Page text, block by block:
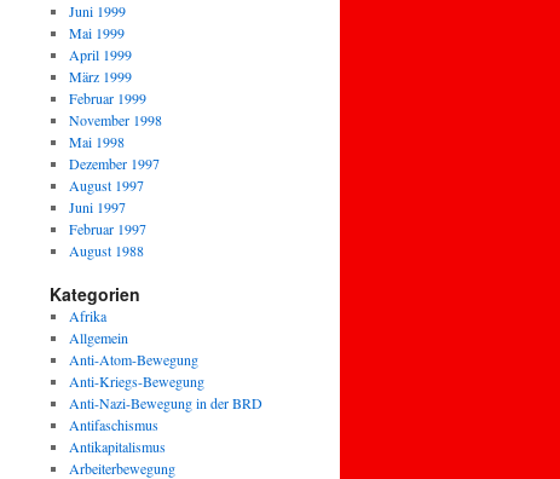
Juni 1999
Mai 1999
April 1999
März 1999
Februar 1999
November 1998
Mai 1998
Dezember 1997
August 1997
Juni 1997
Februar 1997
August 1988
Kategorien
Afrika
Allgemein
Anti-Atom-Bewegung
Anti-Kriegs-Bewegung
Anti-Nazi-Bewegung in der BRD
Antifaschismus
Antikapitalismus
Arbeiterbewegung